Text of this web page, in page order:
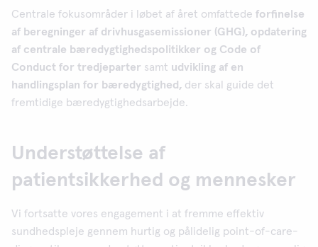
Centrale fokusområder i løbet af året omfattede forfinelse
af beregninger af drivhusgasemissioner (GHG), opdatering
af centrale bæredygtighedspolitikker og Code of
Conduct for tredjeparter samt udvikling af en
handlingsplan for bæredygtighed, der skal guide det
fremtidige bæredygtighedsarbejde.
Understøttelse af
patientsikkerhed og mennesker
Vi fortsatte vores engagement i at fremme effektiv
sundhedspleje gennem hurtig og pålidelig point-of-care-